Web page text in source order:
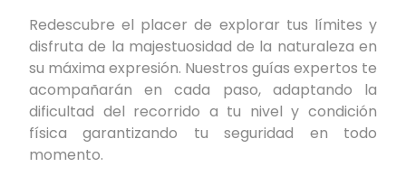
Redescubre el placer de explorar tus límites y
disfruta de la majestuosidad de la naturaleza en
su máxima expresión. Nuestros guías expertos te
acompañarán en cada paso, adaptando la
dificultad del recorrido a tu nivel y condición
física garantizando tu seguridad en todo
momento.